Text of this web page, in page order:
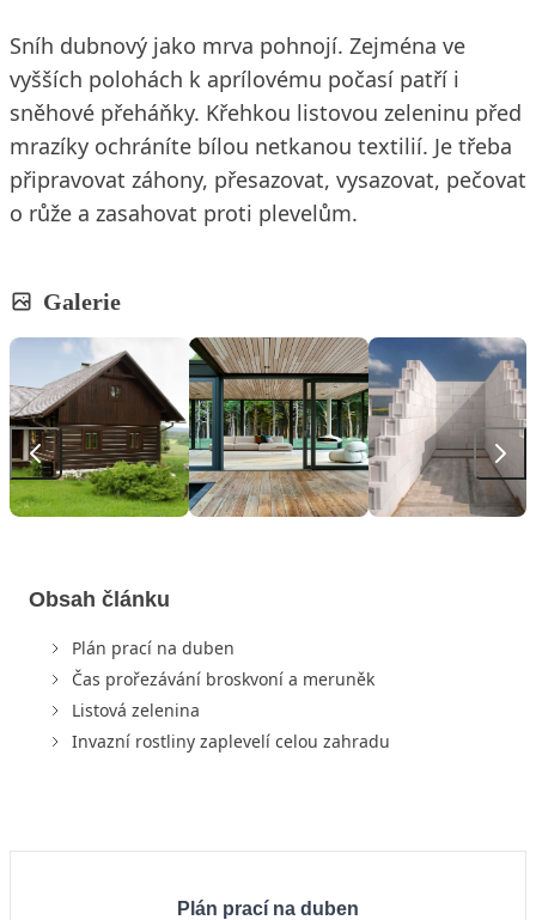
Sníh dubnový jako mrva pohnojí. Zejména ve
vyšších polohách k aprílovému počasí patří i
sněhové přeháňky. Křehkou listovou zeleninu před
mrazíky ochráníte bílou netkanou textilií. Je třeba
připravovat záhony, přesazovat, vysazovat, pečovat
o růže a zasahovat proti plevelům.
Galerie
Obsah článku
Plán prací na duben
Čas prořezávání broskvoní a meruněk
Listová zelenina
Invazní rostliny zaplevelí celou zahradu
Plán prací na duben